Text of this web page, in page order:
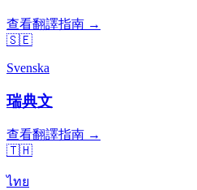
查看翻譯指南 →
🇸🇪
Svenska
瑞典文
查看翻譯指南 →
🇹🇭
ไทย